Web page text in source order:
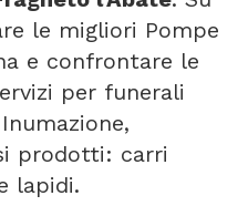
le migliori Pompe
e confrontare le
per funerali
prodotti: carri
lapidi.